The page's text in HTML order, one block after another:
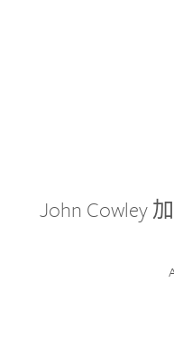
John Cowley